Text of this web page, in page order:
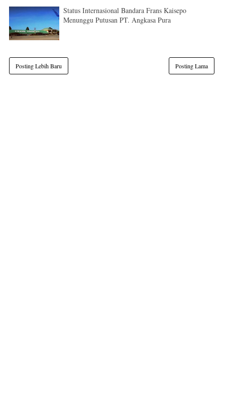
Status Internasional Bandara Frans Kaisepo
Menunggu Putusan PT. Angkasa Pura
Posting Lebih Baru Posting Lama